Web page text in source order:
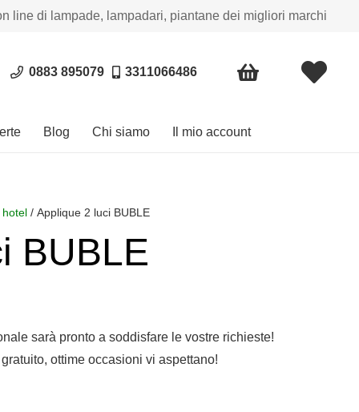
line di lampade, lampadari, piantane dei migliori marchi
0883 895079 3311066486
Blog Chi siamo Il mio account
hotel / Applique 2 luci BUBLE
BUBLE
sarà pronto a soddisfare le vostre richieste!
ottime occasioni vi aspettano!